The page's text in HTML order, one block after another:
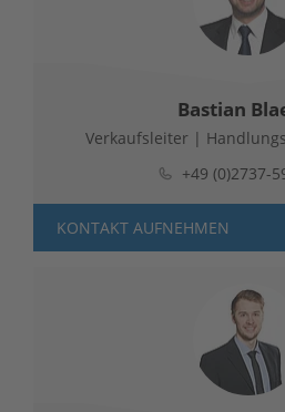
Bastian
Verkaufsleiter |
+49 (0)2737-
KONTAKT AUFNEHMEN